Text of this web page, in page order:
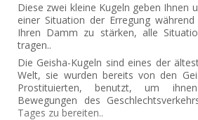
Diese zwei kleine Kugeln geben Ihnen
einer Situation der Erregung
Ihren Damm zu stärken, alle
tragen..
Die Geisha-Kugeln sind eines der
Welt, sie wurden bereits von den
Prostituierten, benutzt, um
Bewegungen des
Tages zu bereiten..